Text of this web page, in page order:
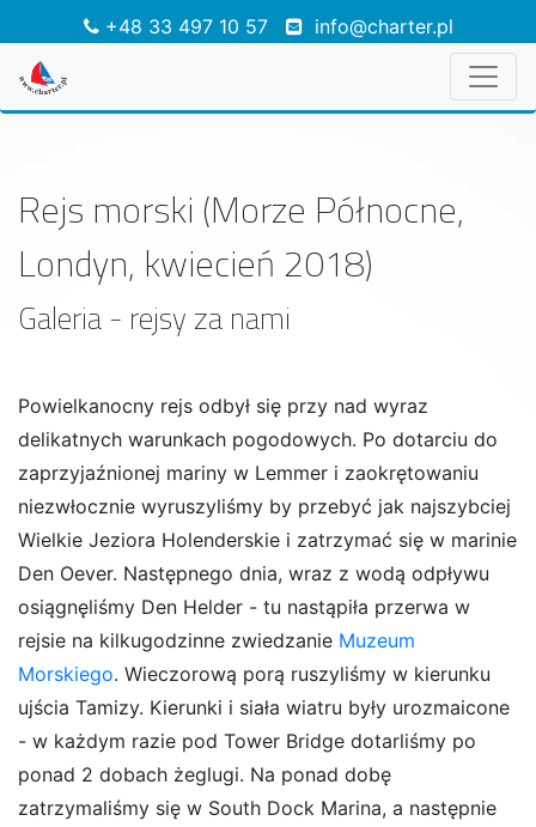
+48 33 497 10 57 info@charter.pl
Rejs morski (Morze Północne,
Londyn, kwiecień 2018)
Galeria - rejsy za nami
Powielkanocny rejs odbył się przy nad wyraz
delikatnych warunkach pogodowych. Po dotarciu do
zaprzyjaźnionej mariny w Lemmer i zaokrętowaniu
niezwłocznie wyruszyliśmy by przebyć jak najszybciej
Wielkie Jeziora Holenderskie i zatrzymać się w marinie
Den Oever. Następnego dnia, wraz z wodą odpływu
osiągnęliśmy Den Helder - tu nastąpiła przerwa w
rejsie na kilkugodzinne zwiedzanie Muzeum
Morskiego. Wieczorową porą ruszyliśmy w kierunku
ujścia Tamizy. Kierunki i siała wiatru były urozmaicone
- w każdym razie pod Tower Bridge dotarliśmy po
ponad 2 dobach żeglugi. Na ponad dobę
zatrzymaliśmy się w South Dock Marina, a następnie